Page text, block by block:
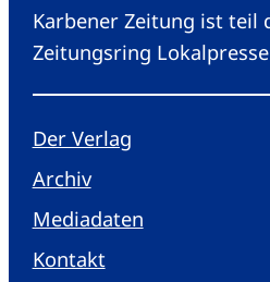
Karbener Zeitung ist teil
Zeitungsring
Der Verlag
Archiv
Mediadaten
Kontakt